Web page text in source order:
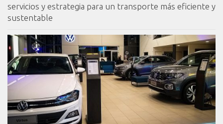
servicios y estrategia para un transporte más eficiente y
sustentable